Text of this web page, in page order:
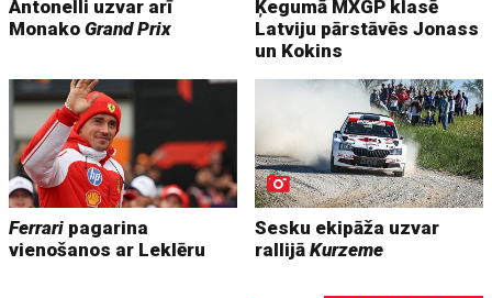
Antonelli uzvar arī
MonakoGrand Prix
Ķegumā MXGP klasē
Latviju pārstāvēs Jonass
un Kokins
Ferrari pagarina
vienošanos ar Leklēru
Sesku ekipāža uzvar
rallijāKurzeme